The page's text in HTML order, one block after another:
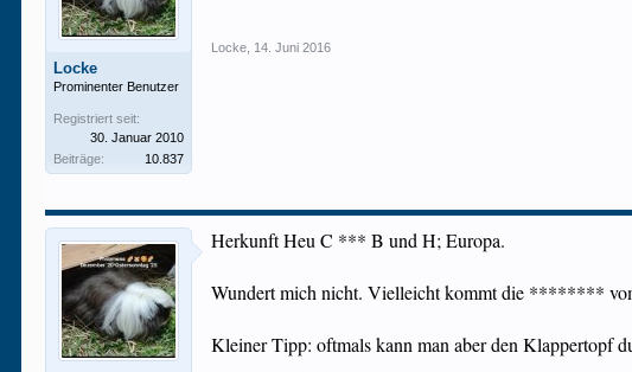
Locke
Prominenter Benutzer
Registriert seit:
30. Januar 2010
Beiträge:
10.837
Locke 14. Juni 2016
Herkunft Heu C *** B und H; Europa.
Wundert mich nicht. Vielleicht kommt die ********
Kleiner Tipp: oftmals kann man aber den Klappertopf